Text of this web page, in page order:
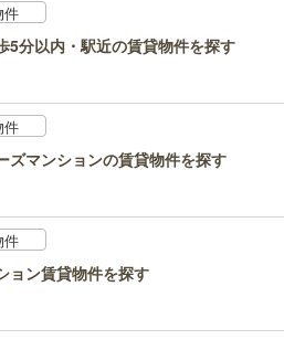
件
5分以内・駅近の賃貸物件を探す
件
ズマンションの賃貸物件を探す
件
ョン賃貸物件を探す